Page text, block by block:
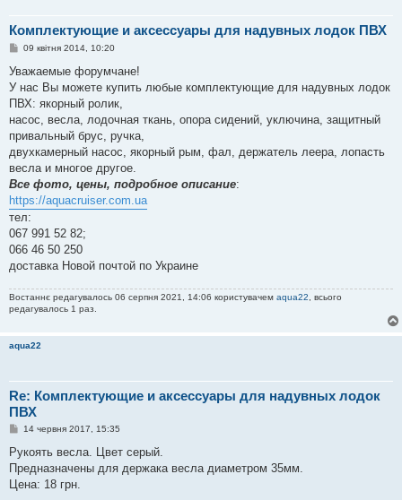
Комплектующие и аксессуары для надувных лодок ПВХ
П
в
д
о
л
е
н
я
09 квітня 2014, 10:20
Уважаемые форумчане!
У нас Вы можете купить любые комплектующие для надувных лодок
ПВХ: якорный ролик,
насос, весла, лодочная ткань, опора сидений, уключина, защитный
привальный брус, ручка,
двухкамерный насос, якорный рым, фал, держатель леера, лопасть
весла и многое другое.
Все фото, цены, подробное описание:
https://aquacruiser.com.ua
тел:
067 991 52 82;
066 46 50 250
доставка Новой почтой по Украине
Востаннє редагувалось 06 серпня 2021, 14:06 користувачем aqua22 , всього
редагувалось 1 раз.
aqua22
Re: Комплектующие и аксессуары для надувных лодок
ПВХ
П
в
і
д
о
14 червня 2017, 15:35
Рукоять весла. Цвет серый.
Предназначены для держака весла диаметром 35мм.
Цена: 18 грн.